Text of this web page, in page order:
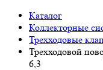
Каталог
Коллекторные
Трехходовые
Трехходовой
6,3